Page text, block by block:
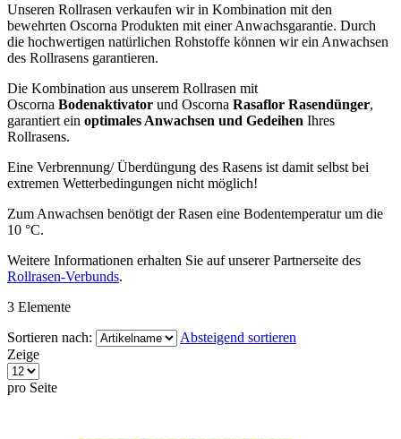
Unseren Rollrasen verkaufen wir in Kombination mit den
bewehrten Oscorna Produkten mit einer Anwachsgarantie. Durch
die hochwertigen natürlichen Rohstoffe können wir ein Anwachsen
des Rollrasens garantieren.
Die Kombination aus unserem Rollrasen mit
Oscorna Bodenaktivator und Oscorna Rasaflor Rasendünger,
garantiert ein optimales Anwachsen und Gedeihen Ihres
Rollrasens.
Eine Verbrennung/ Überdüngung des Rasens ist damit selbst bei
extremen Wetterbedingungen nicht möglich!
Zum Anwachsen benötigt der Rasen eine Bodentemperatur um die
10 °C.
Weitere Informationen erhalten Sie auf unserer Partnerseite des
Rollrasen-Verbunds.
3 Elemente
Sortieren nach:
Absteigend sortieren
Zeige
pro Seite